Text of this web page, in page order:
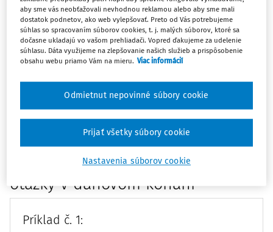
a na základe neho rozhodnúť. Taktiež môže správca
dane podať právne relevantný podnet inému
príslušnému orgánu. Jednotlivé postupy konania
správcu dane pre riešenie predbežnej otázky sú pritom
ustanovené kogentnou právnou úpravou, ktorá musí byť
bezvýhradne rešpektovaná. Jednotlivé spôsoby riešenia
predbežnej otázky príslušným správcom dane budú
predmetom tohto článku.
Prípady riešenia predbežnej
otázky v daňovom konaní
Príklad č. 1:
aby sme vás neobťažovali nevhodnou reklamou alebo aby sme mali
dostatok podnetov, ako web vylepšovať. Preto od Vás potrebujeme
súhlas so spracovaním súborov cookies, t. j. malých súborov, ktoré sa
dočasne ukladajú vo vašom prehliadači. Vopred ďakujeme za udelenie
súhlasu. Dáta využijeme na zlepšovanie našich služieb a prispôsobenie
obsahu webu priamo Vám na mieru. Viac informácií
Nastavenia súborov cookie
Odmietnut nepovinné súbory cookie
Prijať všetky súbory cookie